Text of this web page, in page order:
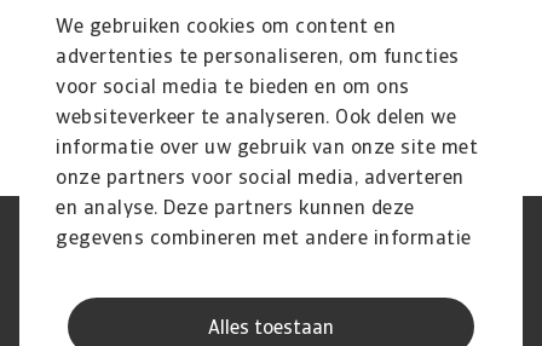
We gebruiken cookies om content en
advertenties te personaliseren, om functies
voor social media te bieden en om ons
websiteverkeer te analyseren. Ook delen we
informatie over uw gebruik van onze site met
onze partners voor social media, adverteren
en analyse. Deze partners kunnen deze
gegevens combineren met andere informatie
verzameld op basis van uw gebruik van hun
services.
Alles toestaan
kunnen ondersteunen?
Bekijke onze product pagina
Phishing en Security
Privacyverklaring
Juridische informatie
Supplier information